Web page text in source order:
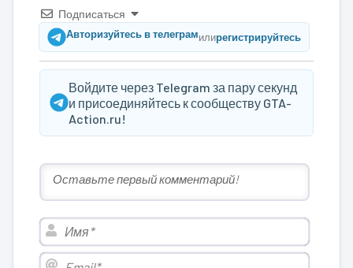
Подписаться
Авторизуйтесь в телеграмилирегистрируйтесь
Войдите через Telegram за пару секунд
и присоединяйтесь к сообществу GTA-
Action.ru!
Имя*
Email*